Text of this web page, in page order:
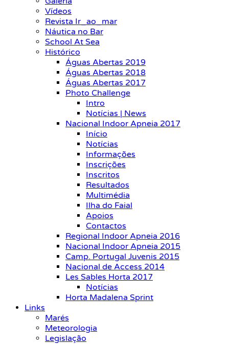
Vídeos
Revista Ir_ao_mar
Náutica no Bar
School At Sea
Histórico
Águas Abertas 2019
Águas Abertas 2018
Águas Abertas 2017
Photo Challenge
Intro
Notícias | News
Nacional Indoor Apneia 2017
Início
Notícias
Informações
Inscrições
Inscritos
Resultados
Multimédia
Ilha do Faial
Apoios
Contactos
Regional Indoor Apneia 2016
Nacional Indoor Apneia 2015
Camp. Portugal Juvenis 2015
Nacional de Access 2014
Les Sables Horta 2017
Notícias
Horta Madalena Sprint
Links
Marés
Meteorologia
Legislação